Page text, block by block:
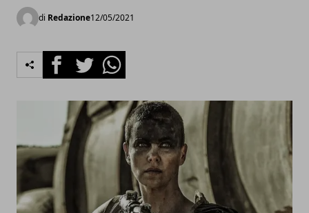
di Redazione12/05/2021
FacebookTwitterWhatsapp